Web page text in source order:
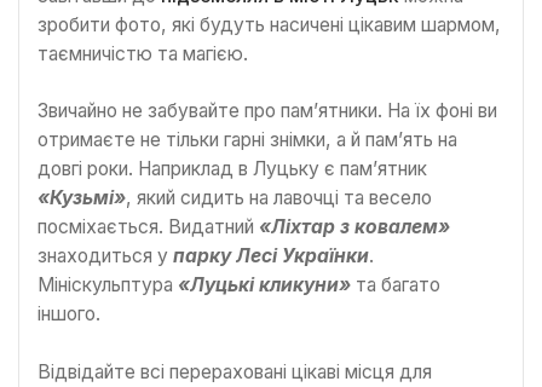
зробити фото, які будуть насичені цікавим шармом,
таємничістю та магією.
Звичайно не забувайте про пам’ятники. На їх фоні ви
отримаєте не тільки гарні знімки, а й пам’ять на
довгі роки. Наприклад в Луцьку є пам’ятник
«Кузьмі», який сидить на лавочці та весело
посміхається. Видатний «Ліхтар з ковалем»
знаходиться у парку Лесі Українки.
Мініскульптура «Луцькі кликуни» та багато
іншого.
Відвідайте всі перераховані цікаві місця для